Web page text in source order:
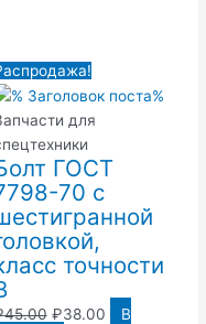
для
ГОСТ
70 с
точности
45.00
Первоначальная
цена
составляла
₽45.00.
₽38.00
цена:
В